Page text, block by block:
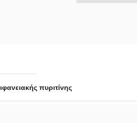
πυριτίνης